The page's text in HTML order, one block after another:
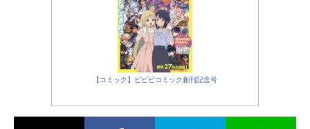
【コミック】ビビビコミック創刊記念号